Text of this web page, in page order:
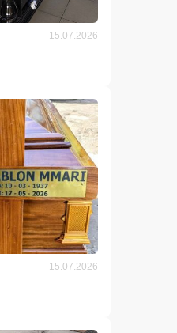
15.07.2026
15.07.2026